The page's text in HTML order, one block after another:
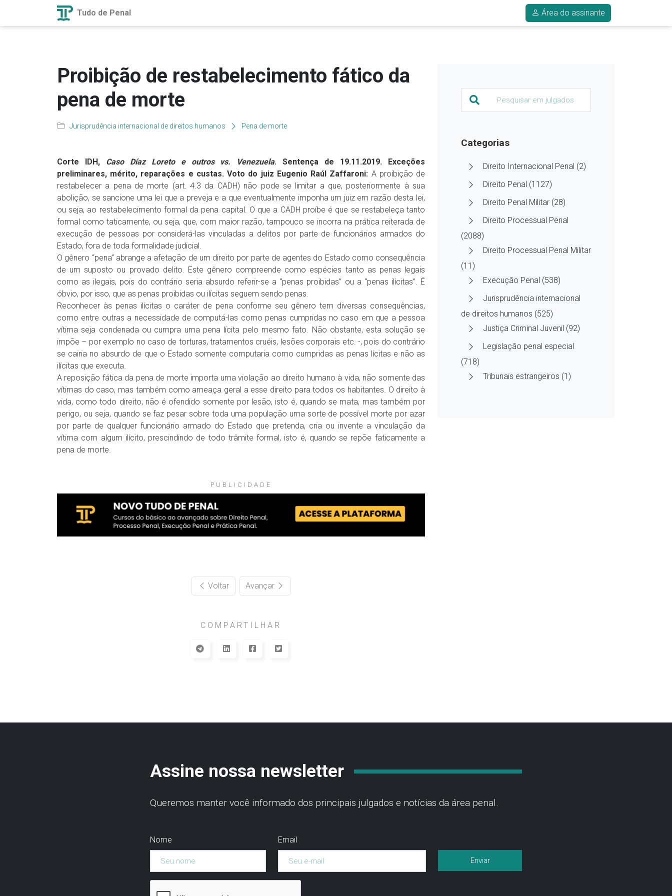
Tudo de Penal Área do assinante
Proibição de restabelecimento fático da
pena de morte
Jurisprudência internacional de direitos humanos Pena de morte
Corte IDH, Caso Díaz Loreto e outros vs. Venezuela. Sentença de 19.11.2019. Exceções
preliminares, mérito, reparações e custas. Voto do juiz Eugenio Raúl Zaffaroni: A proibição de
restabelecer a pena de morte (art. 4.3 da CADH) não pode se limitar a que, posteriormente à sua
abolição, se sancione uma lei que a preveja e a que eventualmente imponha um juiz em razão desta lei,
ou seja, ao restabelecimento formal da pena capital. O que a CADH proíbe é que se restabeleça tanto
formal como taticamente, ou seja, que, com maior razão, tampouco se incorra na prática reiterada de
execução de pessoas por considerá-las vinculadas a delitos por parte de funcionários armados do
Estado, fora de toda formalidade judicial.
O gênero “pena” abrange a afetação de um direito por parte de agentes do Estado como consequência
de um suposto ou provado delito. Este gênero compreende como espécies tanto as penas legais
como as ilegais, pois do contrário seria absurdo referir-se a “penas proibidas” ou a “penas ilícitas”. É
óbvio, por isso, que as penas proibidas ou ilícitas seguem sendo penas.
Reconhecer às penas ilícitas o caráter de pena conforme seu gênero tem diversas consequências,
como entre outras a necessidade de computá-las como penas cumpridas no caso em que a pessoa
vítima seja condenada ou cumpra uma pena lícita pelo mesmo fato. Não obstante, esta solução se
impõe – por exemplo no caso de torturas, tratamentos cruéis, lesões corporais etc. -, pois do contrário
se cairia no absurdo de que o Estado somente computaria como cumpridas as penas lícitas e não as
ilícitas que executa.
A reposição fática da pena de morte importa uma violação ao direito humano à vida, não somente das
vítimas do caso, mas também como ameaça geral a esse direito para todos os habitantes. O direito à
vida, como todo direito, não é ofendido somente por lesão, isto é, quando se mata, mas também por
perigo, ou seja, quando se faz pesar sobre toda uma população uma sorte de possível morte por azar
por parte de qualquer funcionário armado do Estado que pretenda, cria ou invente a vinculação da
vítima com algum ilícito, prescindindo de todo trâmite formal, isto é, quando se repõe faticamente a
pena de morte.
PUBLICIDADE
Voltar Avançar
COMPARTILHAR
Categorias
Direito Internacional Penal (2)
Direito Penal (1127)
Direito Penal Militar (28)
Direito Processual Penal
(2088)
Direito Processual Penal Militar
(11)
Execução Penal (538)
Jurisprudência internacional
de direitos humanos (525)
Justiça Criminal Juvenil (92)
Legislação penal especial
(718)
Tribunais estrangeiros (1)
Assine nossa newsletter
Queremos manter você informado dos principais julgados e notícias da área penal.
Nome Email